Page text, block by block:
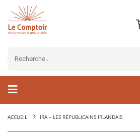
ACCUEIL IRA – LES RÉPUBLICAINS IRLANDAIS